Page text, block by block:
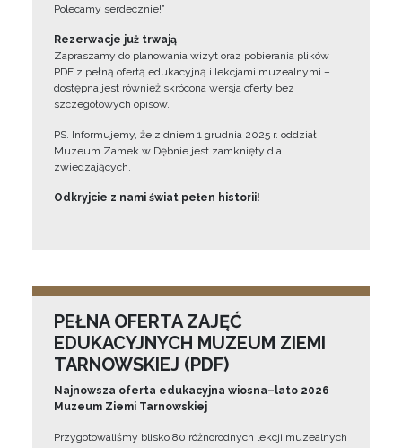
Polecamy serdecznie!”
Rezerwacje już trwają
Zapraszamy do planowania wizyt oraz pobierania plików
PDF z pełną ofertą edukacyjną i lekcjami muzealnymi –
dostępna jest również skrócona wersja oferty bez
szczegółowych opisów.
PS. Informujemy, że z dniem 1 grudnia 2025 r. oddział
Muzeum Zamek w Dębnie jest zamknięty dla
zwiedzających.
Odkryjcie z nami świat pełen historii!
PEŁNA OFERTA ZAJĘĆ
EDUKACYJNYCH MUZEUM ZIEMI
TARNOWSKIEJ (PDF)
Najnowsza oferta edukacyjna wiosna–lato 2026
Muzeum Ziemi Tarnowskiej
Przygotowaliśmy blisko 80 różnorodnych lekcji muzealnych